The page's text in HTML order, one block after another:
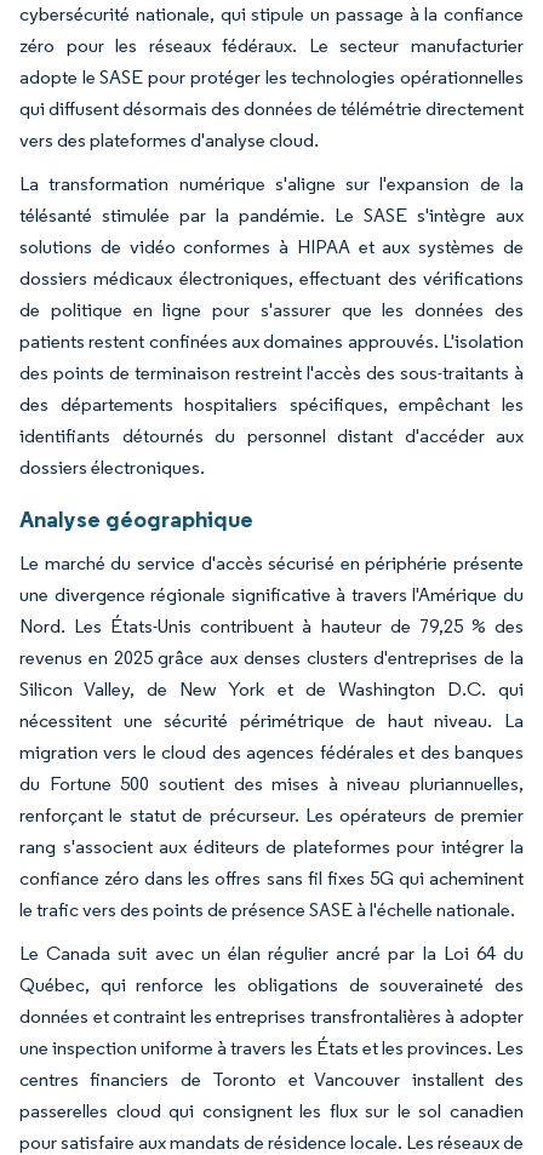
cybersécurité nationale, qui stipule un passage à la confiance
zéro pour les réseaux fédéraux. Le secteur manufacturier
adopte le SASE pour protéger les technologies opérationnelles
qui diffusent désormais des données de télémétrie directement
vers des plateformes d'analyse cloud.
La transformation numérique s'aligne sur l'expansion de la
télésanté stimulée par la pandémie. Le SASE s'intègre aux
solutions de vidéo conformes à HIPAA et aux systèmes de
dossiers médicaux électroniques, effectuant des vérifications
de politique en ligne pour s'assurer que les données des
patients restent confinées aux domaines approuvés. L'isolation
des points de terminaison restreint l'accès des sous-traitants à
des départements hospitaliers spécifiques, empêchant les
identifiants détournés du personnel distant d'accéder aux
dossiers électroniques.
Analyse géographique
Le marché du service d'accès sécurisé en périphérie présente
une divergence régionale significative à travers l'Amérique du
Nord. Les États-Unis contribuent à hauteur de 79,25 % des
revenus en 2025 grâce aux denses clusters d'entreprises de la
Silicon Valley, de New York et de Washington D.C. qui
nécessitent une sécurité périmétrique de haut niveau. La
migration vers le cloud des agences fédérales et des banques
du Fortune 500 soutient des mises à niveau pluriannuelles,
renforçant le statut de précurseur. Les opérateurs de premier
rang s'associent aux éditeurs de plateformes pour intégrer la
confiance zéro dans les offres sans fil fixes 5G qui acheminent
le trafic vers des points de présence SASE à l'échelle nationale.
Le Canada suit avec un élan régulier ancré par la Loi 64 du
Québec, qui renforce les obligations de souveraineté des
données et contraint les entreprises transfrontalières à adopter
une inspection uniforme à travers les États et les provinces. Les
centres financiers de Toronto et Vancouver installent des
passerelles cloud qui consignent les flux sur le sol canadien
pour satisfaire aux mandats de résidence locale. Les réseaux de